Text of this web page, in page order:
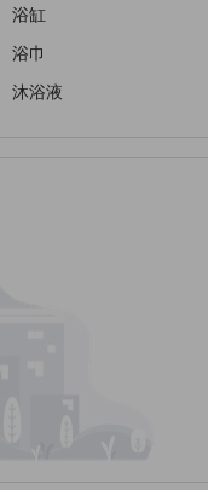
浴缸
浴巾
沐浴液